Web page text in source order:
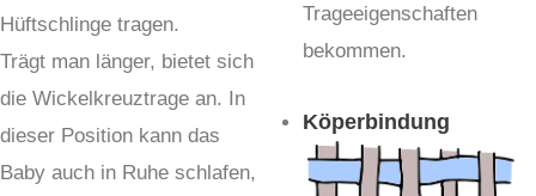
Hüftschlinge tragen.
Trägt man länger, bietet sich
die Wickelkreuztrage an. In
dieser Position kann das
Baby auch in Ruhe schlafen,
Trageeigenschaften
bekommen.
Köperbindung